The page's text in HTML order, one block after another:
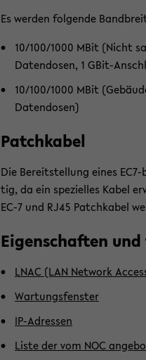
Es wer­den fol­gen­de
10/100/1000 MBit (Nicht
Datendosen, 1 GBit-​
10/100/1000 MBit
Datendosen)
Patch­ka­bel
Die Be­reit­stel­lung eines
tig, da ein spe­zi­el­les Kabel
EC-7 und RJ45 Patch­ka­bel
Ei­gen­schaf­ten
LNAC (LAN Net­work
War­tungs­fens­ter
IP-​Adressen
Liste der vom NOC